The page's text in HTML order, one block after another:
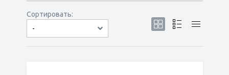
Сортировать:
-
по популярности
сначала дешёвые
сначала дорогие